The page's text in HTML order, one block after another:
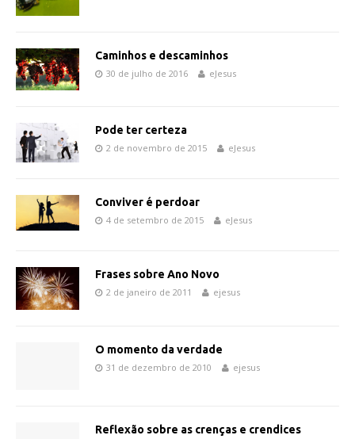
Caminhos e descaminhos
30 de julho de 2016 eJesus
Pode ter certeza
2 de novembro de 2015 eJesus
Conviver é perdoar
4 de setembro de 2015 eJesus
Frases sobre Ano Novo
2 de janeiro de 2011 ejesus
O momento da verdade
31 de dezembro de 2010 ejesus
Reflexão sobre as crenças e crendices